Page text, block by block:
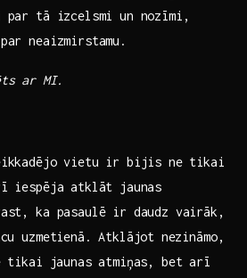
tā izcelsmi un nozīmi,
neaizmirstamu.
⁢ar MI.
vietu ir bijis ne‌ tikai
iespēja atklāt jaunas
ka pasaulē ir daudz vairāk,
uzmetienā. Atklājot⁣ nezināmo,
tikai jaunas atmiņas, bet arī